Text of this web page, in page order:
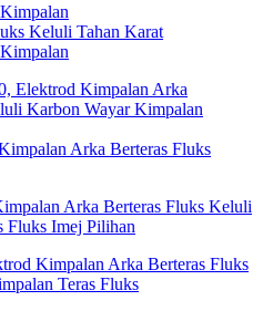
Keluli Tahan Karat
Arka Berteras Fluks